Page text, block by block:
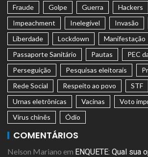
Fraude
Golpe Guerra Hackers
Impeachment
Inelegível Invasão
Liberdade
Lockdown Manifestação
Passaporte Sanitário
Pautas
PEC
Perseguição
Pesquisas eleitorais
Rede Social
Respeito ao povo STF
Urnas eletrônicas
Vacinas
Voto
Vírus chinês
Ódio
COMENTÁRIOS
Nelson Mariano em ENQUETE: Qual sua